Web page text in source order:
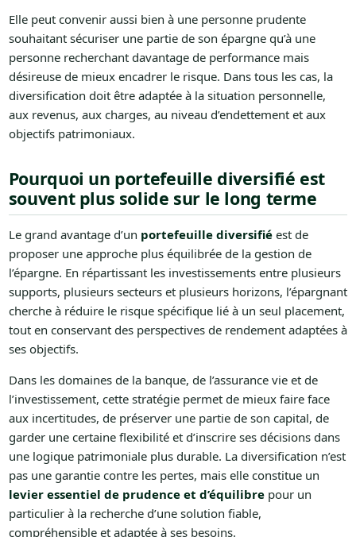
Elle peut convenir aussi bien à une personne prudente
souhaitant sécuriser une partie de son épargne qu’à une
personne recherchant davantage de performance mais
désireuse de mieux encadrer le risque. Dans tous les cas, la
diversification doit être adaptée à la situation personnelle,
aux revenus, aux charges, au niveau d’endettement et aux
objectifs patrimoniaux.
Pourquoi un portefeuille diversifié est
souvent plus solide sur le long terme
Le grand avantage d’un portefeuille diversifiéest de
proposer une approche plus équilibrée de la gestion de
l’épargne. En répartissant les investissements entre plusieurs
supports, plusieurs secteurs et plusieurs horizons, l’épargnant
cherche à réduire le risque spécifique lié à un seul placement,
tout en conservant des perspectives de rendement adaptées à
ses objectifs.
Dans les domaines de la banque, de l’assurance vie et de
l’investissement, cette stratégie permet de mieux faire face
aux incertitudes, de préserver une partie de son capital, de
garder une certaine flexibilité et d’inscrire ses décisions dans
une logique patrimoniale plus durable. La diversification n’est
pas une garantie contre les pertes, mais elle constitue un
levier essentiel de prudence et d’équilibrepour un
particulier à la recherche d’une solution fiable,
compréhensible et adaptée à ses besoins.